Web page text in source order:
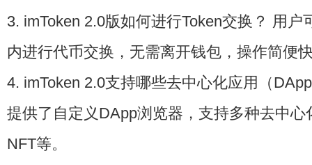
3. imToken 2.0版如何进行Token交换？ 用户
内进行代币交换，无需离开钱包，操作简便
4. imToken 2.0支持哪些去中心化应用（
提供了自定义DApp浏览器，支持多种去中心
NFT等。